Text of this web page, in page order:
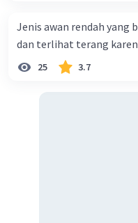
Jenis awan rendah yang
dan terlihat terang
25 3.7